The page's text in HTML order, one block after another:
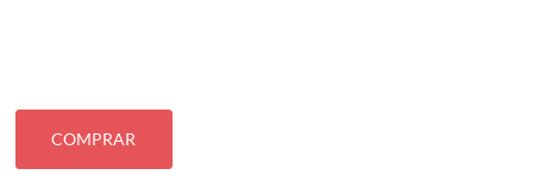
COMPRAR